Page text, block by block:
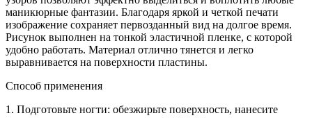
маникюрные фантазии. Благодаря яркой и четкой печати
изображение сохраняет первозданный вид на долгое время.
Рисунок выполнен на тонкой эластичной пленке, с которой
удобно работать. Материал отлично тянется и легко
выравнивается на поверхности пластины.
Способ применения
1. Подготовьте ногти: обезжирьте поверхность, нанесите